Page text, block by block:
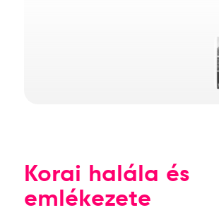
Korai halála és
emlékezete